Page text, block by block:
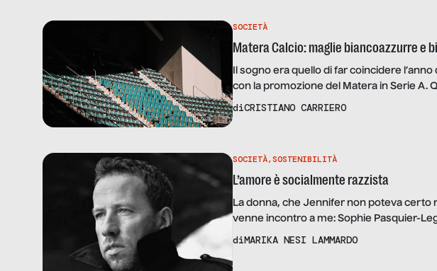
SOCIETÀ
Matera Calcio: maglie biancoazzurre e
Il sogno era quello di far coincidere
con la promozione del Matera in Serie A.
Paese nel quale lettori, fruitori di teatri e
milioni” (per dirla con Beppe Severgnini),
diCRISTIANO CARRIERO
SOCIETÀ,SOSTENIBILITÀ
L’amore è socialmente razzista
La donna, che Jennifer non poteva certo
venne incontro a me: Sophie Pasquier-
stessa marca: una lezione di eleganza,
diMARIKA NESI LAMMARDO